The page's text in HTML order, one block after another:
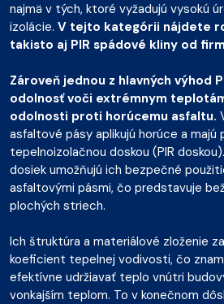
najmä v tých, ktoré vyžadujú vysokú
izolácie. V tejto kategórii nájdete
takisto aj PIR spádové kliny od
Zároveň jednou z hlavných výhod
odolnosť voči extrémnym
odolnosti proti horúcemu asfaltu.
asfaltové pásy aplikujú horúce a majú
tepelnoizolačnou doskou (PIR
dosiek umožňujú ich bezpečné
asfaltovými pásmi, čo predstavuje
plochých striech.
Ich štruktúra a materiálové zloženie
koeficient tepelnej vodivosti, čo
efektívne udržiavať teplo vnútri
vonkajším teplom. To v konečnom